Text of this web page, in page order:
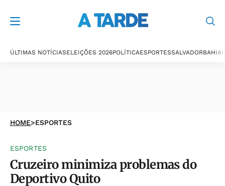
ÚLTIMAS NOTÍCIASELEIÇÕES 2026POLÍTICAESPORTESSALVADORBAHIA
HOME>ESPORTES
ESPORTES
Cruzeiro minimiza problemas do
Deportivo Quito